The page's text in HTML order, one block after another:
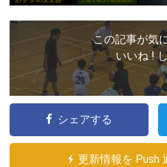
この記事が気
いいね !
シェアする
更新情報を Push